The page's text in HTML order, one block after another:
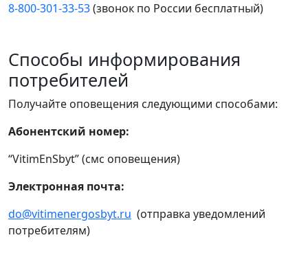
8-800-301-33-53(звонок по России бесплатный)
Способы информирования
потребителей
Получайте оповещения следующими способами:
Абонентский номер:
“VitimEnSbyt” (смс оповещения)
Электронная почта:
do@vitimenergosbyt.ru (отправка уведомлений
потребителям)